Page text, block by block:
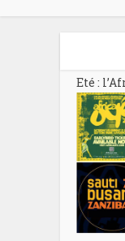
Eté :